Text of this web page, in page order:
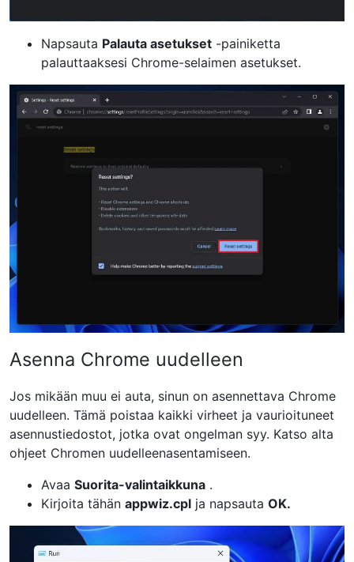
Napsauta Palauta asetukset -painiketta
palauttaaksesi Chrome-selaimen asetukset.
Asenna Chrome uudelleen
Jos mikään muu ei auta, sinun on asennettava Chrome
uudelleen. Tämä poistaa kaikki virheet ja vaurioituneet
asennustiedostot, jotka ovat ongelman syy. Katso alta
ohjeet Chromen uudelleenasentamiseen.
Avaa Suorita-valintaikkuna .
Kirjoita tähän appwiz.cpl ja napsauta OK.